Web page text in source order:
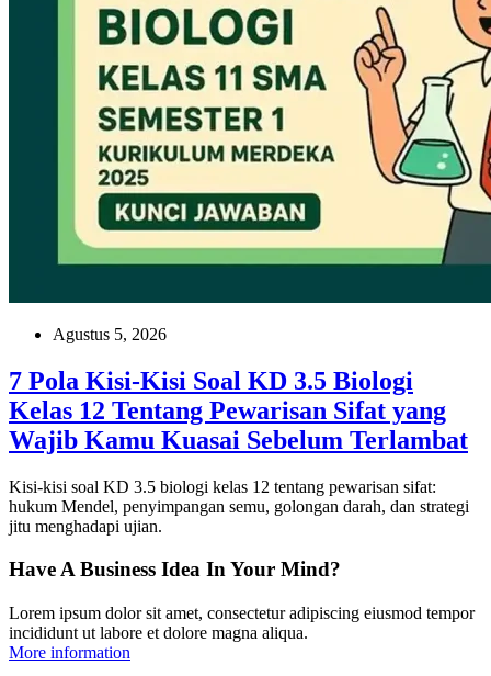
Agustus 5, 2026
7 Pola Kisi-Kisi Soal KD 3.5 Biologi
Kelas 12 Tentang Pewarisan Sifat yang
Wajib Kamu Kuasai Sebelum Terlambat
Kisi-kisi soal KD 3.5 biologi kelas 12 tentang pewarisan sifat:
hukum Mendel, penyimpangan semu, golongan darah, dan strategi
jitu menghadapi ujian.
Have A Business Idea In Your Mind?
Lorem ipsum dolor sit amet, consectetur adipiscing eiusmod tempor
incididunt ut labore et dolore magna aliqua.
More information